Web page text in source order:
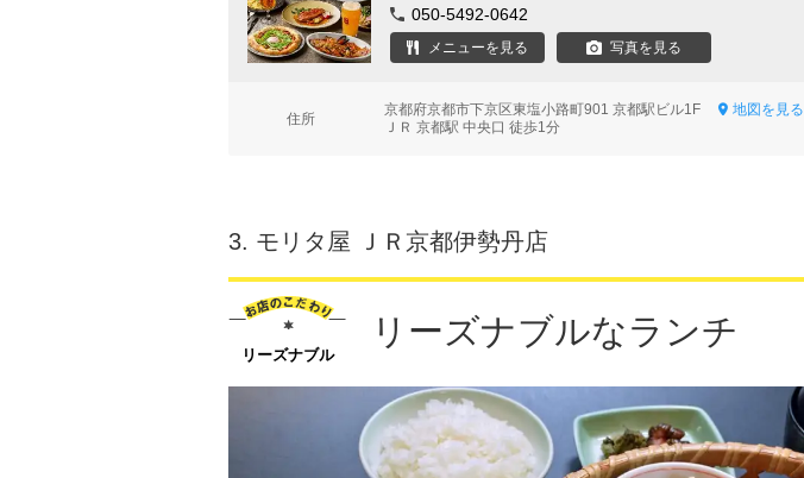
050-5492-0642
メニューを見る 写真を見る
住所
京都府京都市下京区東塩小路町901 京都駅ビル1F
地図を見る
ＪＲ 京都駅 中央口 徒歩1分
3. モリタ屋 ＪＲ京都伊勢丹店
リーズナブル
リーズナブルなランチ